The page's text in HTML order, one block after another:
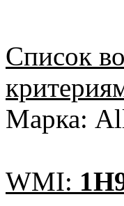
Список
Марка:
WMI: